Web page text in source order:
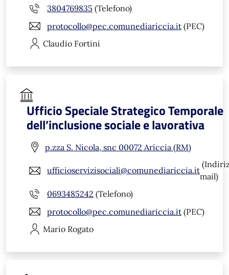
3804769835 (Telefono)
protocollo@pec.comunediariccia.it (PEC)
Claudio Fortini
Ufficio Speciale Strategico Temporale
dell’inclusione sociale e lavorativa
p.zza S. Nicola, snc 00072 Ariccia (RM)
ufficioservizisociali@comunediariccia.it
mail)
0693485242 (Telefono)
protocollo@pec.comunediariccia.it (PEC)
Mario Rogato